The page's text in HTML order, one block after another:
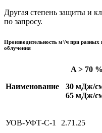
Другая степень защиты и
по запросу.
Производительность м³/ч при
облучения
Наименование
A > 70 %
30 мДж/
65 мДж/
УОВ-УФТ-С-1 2.71.25